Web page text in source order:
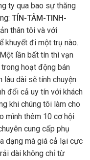
ty qua bao sự thăng
TÍN-TÂM-TINH-
thân tôi và với
khuyết đi một trụ nào.
Một lần bất tín thì vạn
hoạt động bán
lâu dài sẽ tính chuyện
đổi cả uy tín với khách
khi chúng tôi làm cho
mình thêm 10 cơ hội
cung cấp phụ
dạng mà giá cả lại cực
dài không chỉ từ